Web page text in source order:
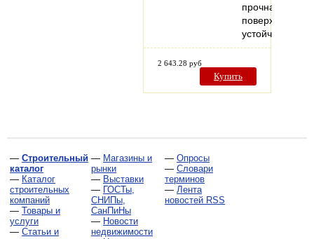
прочная
поверхность
устойчива…
2 643.28 руб
Купить
— Строительный
каталог
— Каталог
строительных
компаний
— Товары и
услуги
— Статьи и
— Магазины и
рынки
— Выставки
— ГОСТы,
СНИПы,
СанПиНы
— Новости
недвижимости
— Опросы
— Словари
терминов
— Лента
новостей RSS